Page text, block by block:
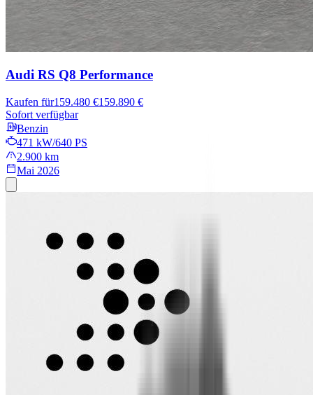
Audi RS Q8 Performance
Kaufen für159.480 €159.890 €
Sofort verfügbar
Benzin
471 kW/640 PS
2.900 km
Mai 2026